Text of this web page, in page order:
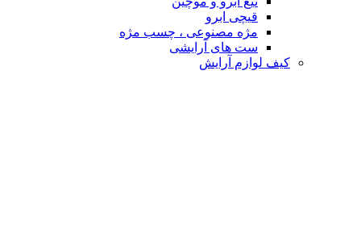
قیچی ابرو
مژه مصنوعی ، چسب مژه
ست های آرایشی
کیف لوازم آرایش